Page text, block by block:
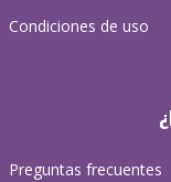
Condiciones de uso
Preguntas frecuentes